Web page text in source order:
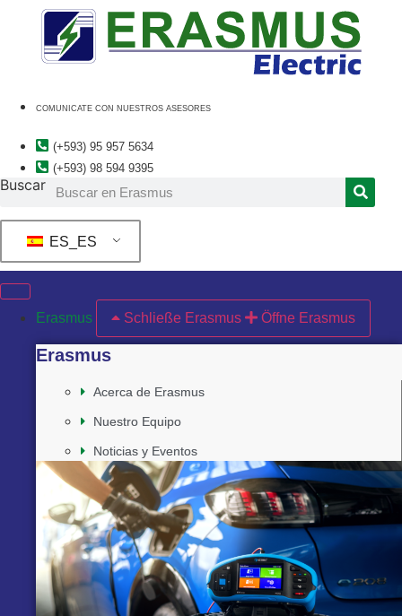
contenido
COMUNICATE CON NUESTROS ASESORES
(+593) 95 957 5634
(+593) 98 594 9395
Buscar
ES_ES
Erasmus Schließe Erasmus Öffne Erasmus
Erasmus
Acerca de Erasmus
Nuestro Equipo
Noticias y Eventos